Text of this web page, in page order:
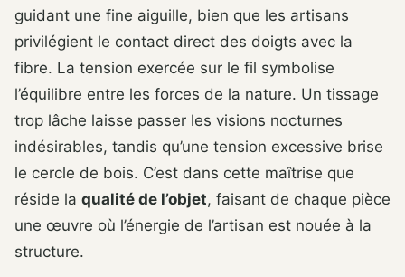
guidant une fine aiguille, bien que les artisans
privilégient le contact direct des doigts avec la
fibre. La tension exercée sur le fil symbolise
l’équilibre entre les forces de la nature. Un tissage
trop lâche laisse passer les visions nocturnes
indésirables, tandis qu’une tension excessive brise
le cercle de bois. C’est dans cette maîtrise que
réside la qualité de l’objet, faisant de chaque pièce
une œuvre où l’énergie de l’artisan est nouée à la
structure.